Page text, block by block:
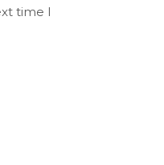
time I